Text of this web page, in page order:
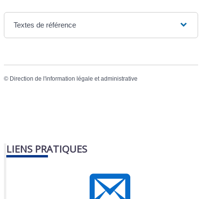
Textes de référence
© Direction de l'information légale et administrative
LIENS PRATIQUES